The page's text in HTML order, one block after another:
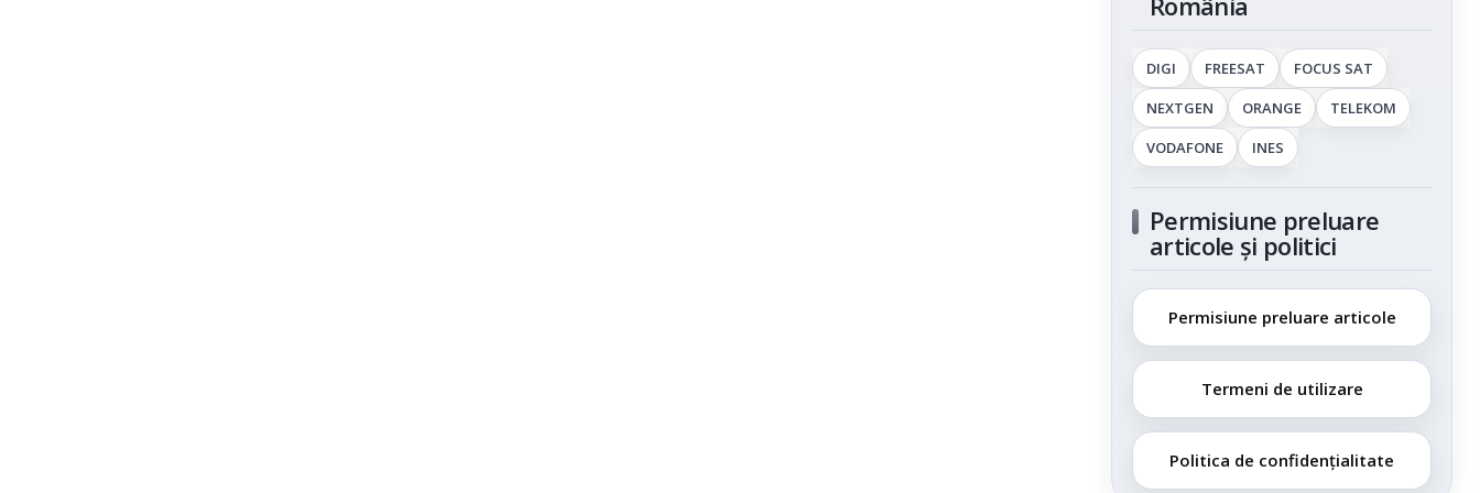
DIGI FREESAT
FOCUS SAT
NEXTGEN
ORANGE
TELEKOM
VODAFONE
INES
Permisiune preluare
articole și politici
Permisiune preluare articole
Termeni de utilizare
Politica de confidențialitate